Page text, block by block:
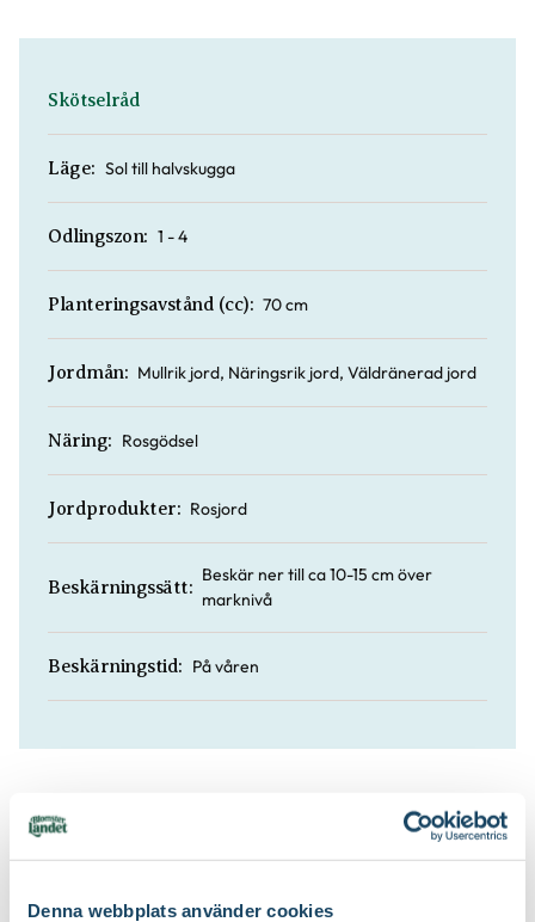
Denna webbplats använder cookies
Skötselråd
Läge: Sol till halvskugga
Odlingszon: 1 - 4
Planteringsavstånd (cc): 70 cm
Jordmån: Mullrik jord, Näringsrik jord, Väldränerad jord
Näring: Rosgödsel
Jordprodukter: Rosjord
Beskärningssätt:
Beskär ner till ca 10-15 cm över
marknivå
Beskärningstid: På våren
Köp till för ett lyckat resultat
2 för 120:-